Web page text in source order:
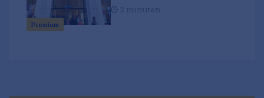
Premium